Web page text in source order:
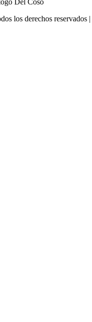
los derechos reservados |